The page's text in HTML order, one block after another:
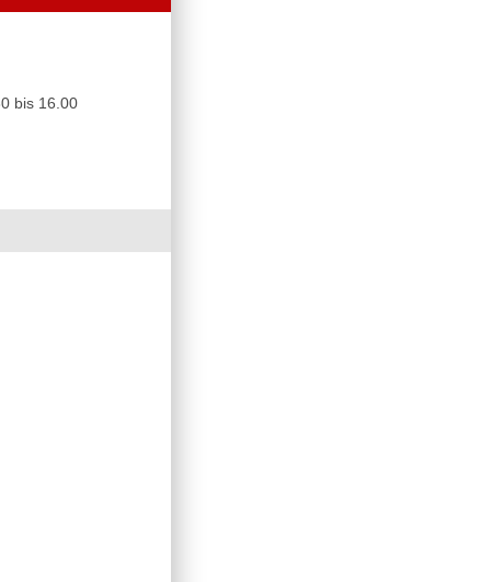
bis 16.00